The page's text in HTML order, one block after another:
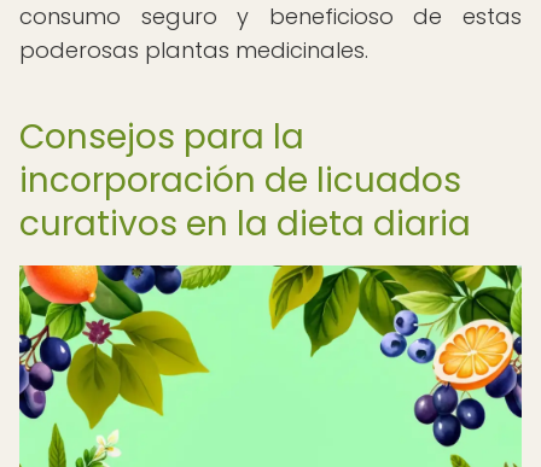
consumo seguro y beneficioso de estas
poderosas plantas medicinales.
Consejos para la
incorporación de licuados
curativos en la dieta diaria